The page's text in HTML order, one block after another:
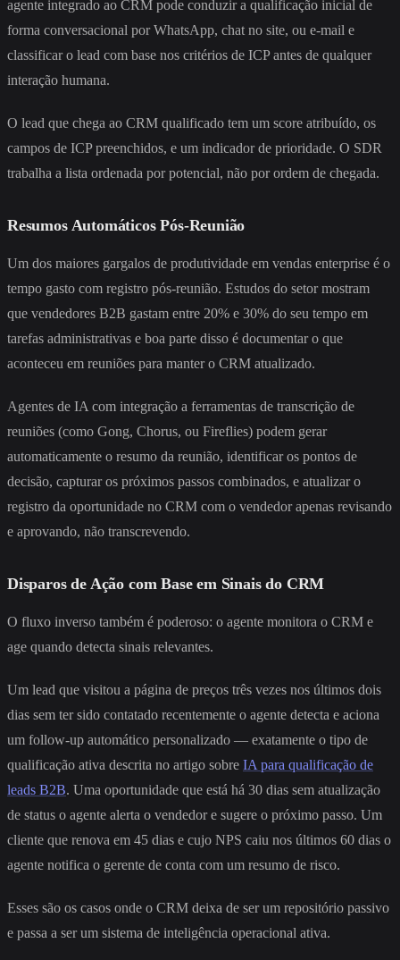
agente integrado ao CRM pode conduzir a qualificação inicial de
forma conversacional por WhatsApp, chat no site, ou e-mail e
classificar o lead com base nos critérios de ICP antes de qualquer
interação humana.
O lead que chega ao CRM qualificado tem um score atribuído, os
campos de ICP preenchidos, e um indicador de prioridade. O SDR
trabalha a lista ordenada por potencial, não por ordem de chegada.
Resumos Automáticos Pós-Reunião
Um dos maiores gargalos de produtividade em vendas enterprise é o
tempo gasto com registro pós-reunião. Estudos do setor mostram
que vendedores B2B gastam entre 20% e 30% do seu tempo em
tarefas administrativas e boa parte disso é documentar o que
aconteceu em reuniões para manter o CRM atualizado.
Agentes de IA com integração a ferramentas de transcrição de
reuniões (como Gong, Chorus, ou Fireflies) podem gerar
automaticamente o resumo da reunião, identificar os pontos de
decisão, capturar os próximos passos combinados, e atualizar o
registro da oportunidade no CRM com o vendedor apenas revisando
e aprovando, não transcrevendo.
Disparos de Ação com Base em Sinais do CRM
O fluxo inverso também é poderoso: o agente monitora o CRM e
age quando detecta sinais relevantes.
Um lead que visitou a página de preços três vezes nos últimos dois
dias sem ter sido contatado recentemente o agente detecta e aciona
um follow-up automático personalizado — exatamente o tipo de
qualificação ativa descrita no artigo sobre IA para qualificação de
leads B2B. Uma oportunidade que está há 30 dias sem atualização
de status o agente alerta o vendedor e sugere o próximo passo. Um
cliente que renova em 45 dias e cujo NPS caiu nos últimos 60 dias o
agente notifica o gerente de conta com um resumo de risco.
Esses são os casos onde o CRM deixa de ser um repositório passivo
e passa a ser um sistema de inteligência operacional ativa.